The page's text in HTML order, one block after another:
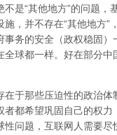
不是“其他地方”的问题，
施，并不存在“其他地方”
事务的安全（政权稳固）
全球都一样。好在部分中
在于那些压迫性的政治体
者都希望巩固自己的权力
性问题，互联网人需要尽